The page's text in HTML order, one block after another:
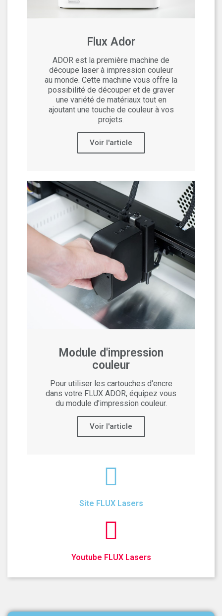
Flux Ador
ADOR est la première machine de
découpe laser à impression couleur
au monde. Cette machine vous offre la
possibilité de découper et de graver
une variété de matériaux tout en
ajoutant une touche de couleur à vos
projets.
Voir l'article
Module d'impression
couleur
Pour utiliser les cartouches d'encre
dans votre FLUX ADOR, équipez vous
du module d'impression couleur.
Voir l'article
Site FLUX Lasers
Youtube FLUX Lasers